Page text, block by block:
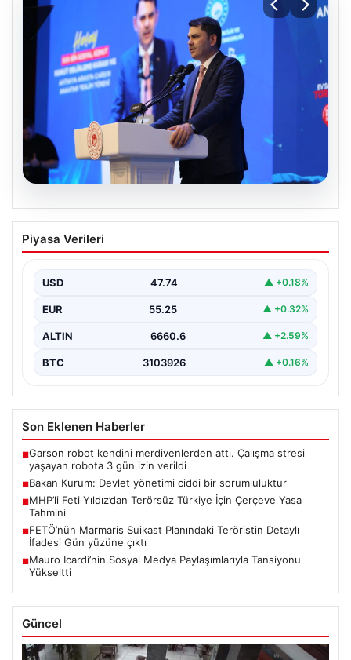
Bakan Kurum: Devlet yönetimi ciddi bir
sorumluluktur
Kurum, Hatay'da düzenlenen sosyal konut projesi ve…
Piyasa Verileri
USD 47.74 ▲ +0.18%
EUR 55.25 ▲ +0.32%
ALTIN 6660.6 ▲ +2.59%
BTC 3103926 ▲ +0.16%
Son Eklenen Haberler
■Garson robot kendini merdivenlerden attı. Çalışma stresi
yaşayan robota 3 gün izin verildi
■Bakan Kurum: Devlet yönetimi ciddi bir sorumluluktur
■MHP’li Feti Yıldız’dan Terörsüz Türkiye İçin Çerçeve Yasa
Tahmini
■FETÖ’nün Marmaris Suikast Planındaki Teröristin Detaylı
İfadesi Gün yüzüne çıktı
■Mauro Icardi’nin Sosyal Medya Paylaşımlarıyla Tansiyonu
Yükseltti
Güncel